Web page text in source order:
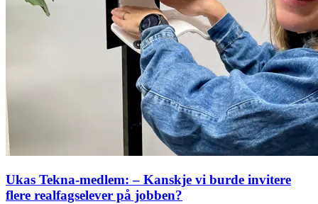
Ukas Tekna-medlem: – Kanskje vi burde invitere
flere realfagselever på jobben?